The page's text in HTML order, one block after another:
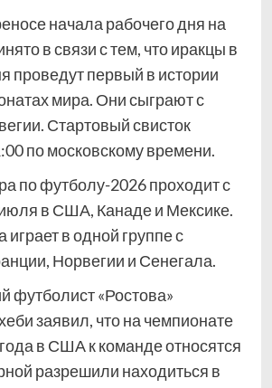
начала рабочего дня на
в связи с тем, что иракцы в
проведут первый в истории
мира. Они сыграют с
Стартовый свисток
по московскому времени.
по футболу-2026 проходит с
в США, Канаде и Мексике.
в одной группе с
Норвегии и Сенегала.
футболист «Ростова»
заявил, что на чемпионате
в США к команде относятся
разрешили находиться в